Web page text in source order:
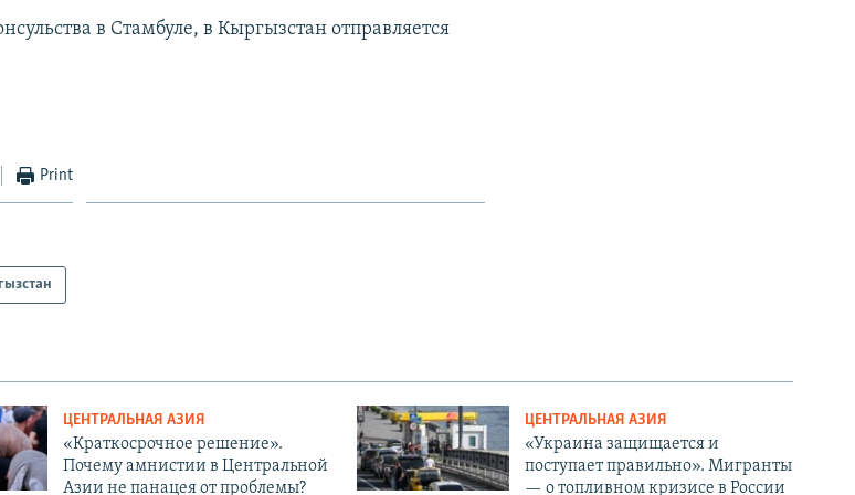
в Стамбуле, в Кыргызстан отправляется
Print
ЦЕНТРАЛЬНАЯ АЗИЯ
«Краткосрочное решение».
Почему амнистии в Центральной
Азии не панацея от проблемы?
ЦЕНТРАЛЬНАЯ АЗИЯ
«Украина защищается и
поступает правильно». Мигранты
— о топливном кризисе в России